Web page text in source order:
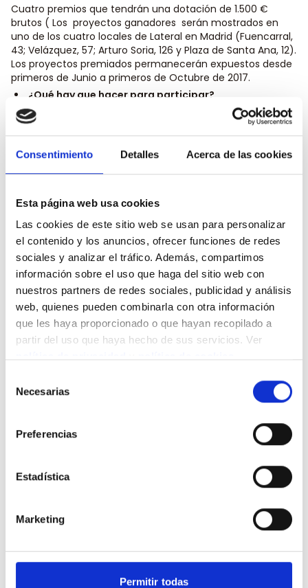
Consentimiento Detalles Acerca de las cookies
Esta página web usa cookies
Las cookies de este sitio web se usan para personalizar
el contenido y los anuncios, ofrecer funciones de redes
sociales y analizar el tráfico. Además, compartimos
información sobre el uso que haga del sitio web con
nuestros partners de redes sociales, publicidad y análisis
web, quienes pueden combinarla con otra información
que les haya proporcionado o que hayan recopilado a
partir del uso que haya hecho de sus servicios. Ver
Necesarias
Preferencias
Estadística
Marketing
Permitir todas
Cuatro premios que tendrán una dotación de 1.500 €
brutos ( Los proyectos ganadores serán mostrados en
uno de los cuatro locales de Lateral en Madrid (Fuencarral,
43; Velázquez, 57; Arturo Soria, 126 y Plaza de Santa Ana, 12).
Los proyectos premiados permanecerán expuestos desde
primeros de Junio a primeros de Octubre de 2017.
¿Qué hay que hacer para participar?
Será necesario enviar antes del 1 de junio la siguiente
documentación por correo electrónico a la dirección:
artelateral.bbaa.ucm@gmail.com indicando Segundo
Premio ArteLateral_Compluten -Fotocopia de DNI o
Fuencarral, 43; Velázquez, 57; Arturo Soria, 126 o Plaza de
Santa Ana, 12. 2 -Fotocopia del resguardo de matrícula, o
documentación que acredite la vinculación vigente con la
Facultad de Bellas Artes de la UCM
Consulta las bases de la convocatoria.
¡Comparte tu Arte!
Partagez ce contenu
Nouvelles connexes